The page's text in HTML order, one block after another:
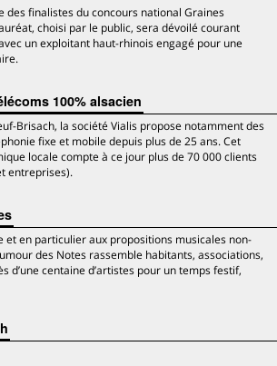
des finalistes du concours national Graines
choisi par le public, sera dévoilé courant
un exploitant haut-rhinois engagé pour une
100% alsacien
Brisach, la société Vialis propose notamment des
fixe et mobile depuis plus de 25 ans. Cet
locale compte à ce jour plus de 70 000 clients
entreprises).
et en particulier aux propositions musicales non-
des Notes rassemble habitants, associations,
d’une centaine d’artistes pour un temps festif,